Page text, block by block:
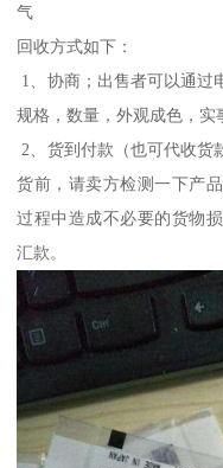
气
回收方式如下：
1、协商；出售者可以通过
规格，数量，外观成色，实
2、货到付款（也可代收货
货前，请卖方检测一下产
过程中造成不必要的货物
汇款。